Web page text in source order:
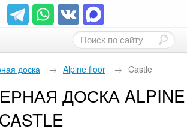
доска → Alpine floor → Castle
ДОСКА ALPINE